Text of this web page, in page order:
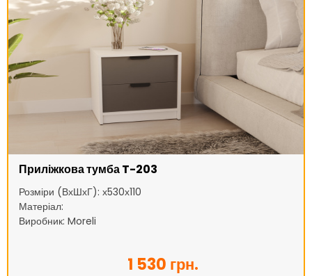
Приліжкова тумба T-203
Розміри (ВхШхГ): х530х110
Матеріал:
Виробник: Moreli
1 530 грн.